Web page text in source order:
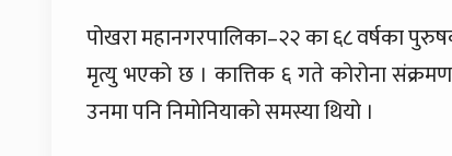
पोखरा महानगरपालिका–२२ का ६८ वर्षका
मृत्यु भएको छ । कात्तिक ६ गते कोरोना
उनमा पनि निमोनियाको समस्या थियो ।